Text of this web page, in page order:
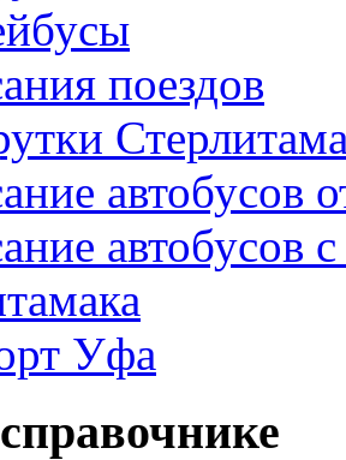
поездов
автобусов
автобусов
Уфа